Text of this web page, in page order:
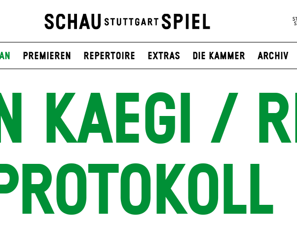
Premieren Repertoire Extras Die Kammer Archiv
KAEGI /